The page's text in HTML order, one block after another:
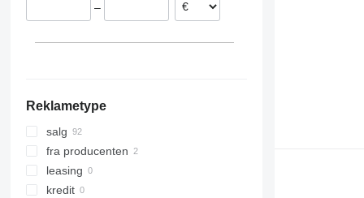
Polen
–
Reklametype
salg
fra producenten
leasing
kredit